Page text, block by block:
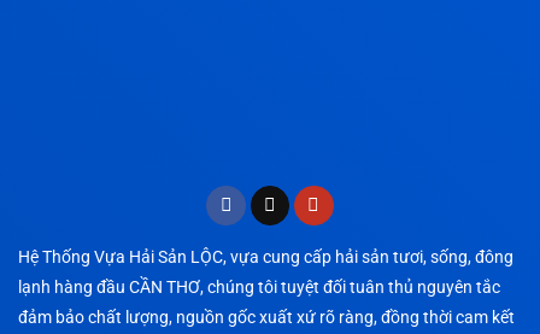
Hệ Thống Vựa Hải Sản LỘC, vựa cung cấp hải sản tươi, sống, đông
lạnh hàng đầu CẦN THƠ, chúng tôi tuyệt đối tuân thủ nguyên tắc
đảm bảo chất lượng, nguồn gốc xuất xứ rõ ràng, đồng thời cam kết